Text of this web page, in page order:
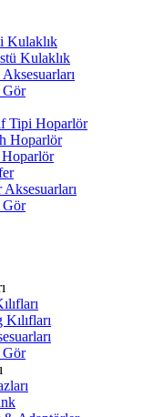
Kulaklık
Kulaklık
Gör
Tipi Hoparlör
Hoparlör
Gör
Kılıfları
Gör